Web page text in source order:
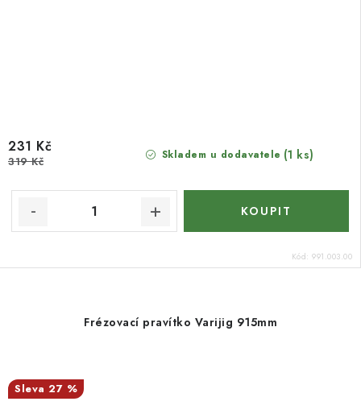
Skladem u dodavatele (1 ks)
231 Kč
319 Kč
Kód: 991.003.00
Frézovací pravítko Varijig 915mm
27 %